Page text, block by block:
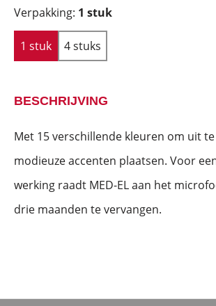
Verpakking: 1 stuk
1 stuk 4 stuks
BESCHRIJVING
Met 15 verschillende kleuren om uit
modieuze accenten plaatsen. Voor
werking raadt MED-EL aan het
drie maanden te vervangen.